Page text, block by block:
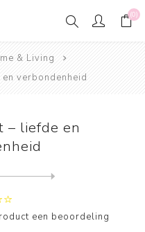
(0)
& Living
verbondenheid
– liefde en
een beoordeling